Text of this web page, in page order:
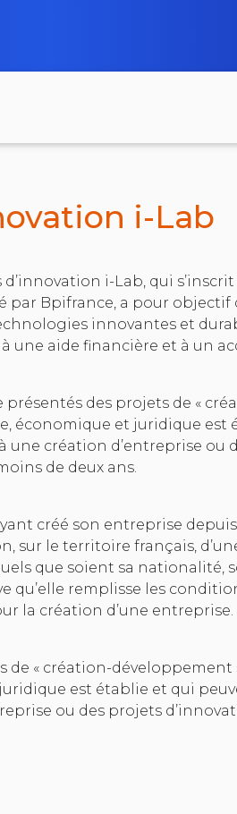
i-Lab
i-Lab, qui
par Bpifrance, a pour
innovantes et
à une aide financière et à un
présentés des projets de «
économique et juridique est
une création d’entreprise ou
de deux ans.
créé son entreprise
sur le territoire français,
que soient sa nationalité,
qu’elle remplisse les
la création d’une entreprise.
de « création-
est établie et qui
ou des projets